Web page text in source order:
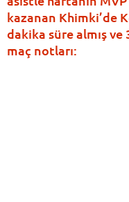
kazanan Khimki’de
dakika süre almış ve
maç notları: